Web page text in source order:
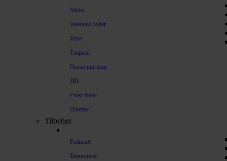
Sticks
Weekend foder
Tetra
Tropical
Ocean nutrition
JBL
Frost-foder
Diverse
Tilbehør
Fiskenet
Termometer